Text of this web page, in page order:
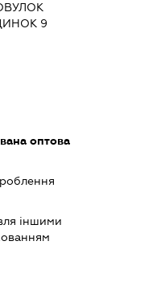
9
оптова
іншими